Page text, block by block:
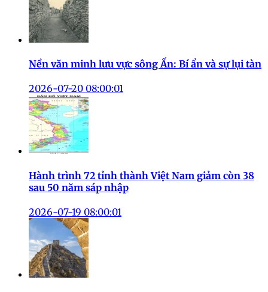
Nền văn minh lưu vực sông Ấn: Bí ẩn và sự lụi tàn
2026-07-20 08:00:01
Hành trình 72 tỉnh thành Việt Nam giảm còn 38
sau 50 năm sáp nhập
2026-07-19 08:00:01